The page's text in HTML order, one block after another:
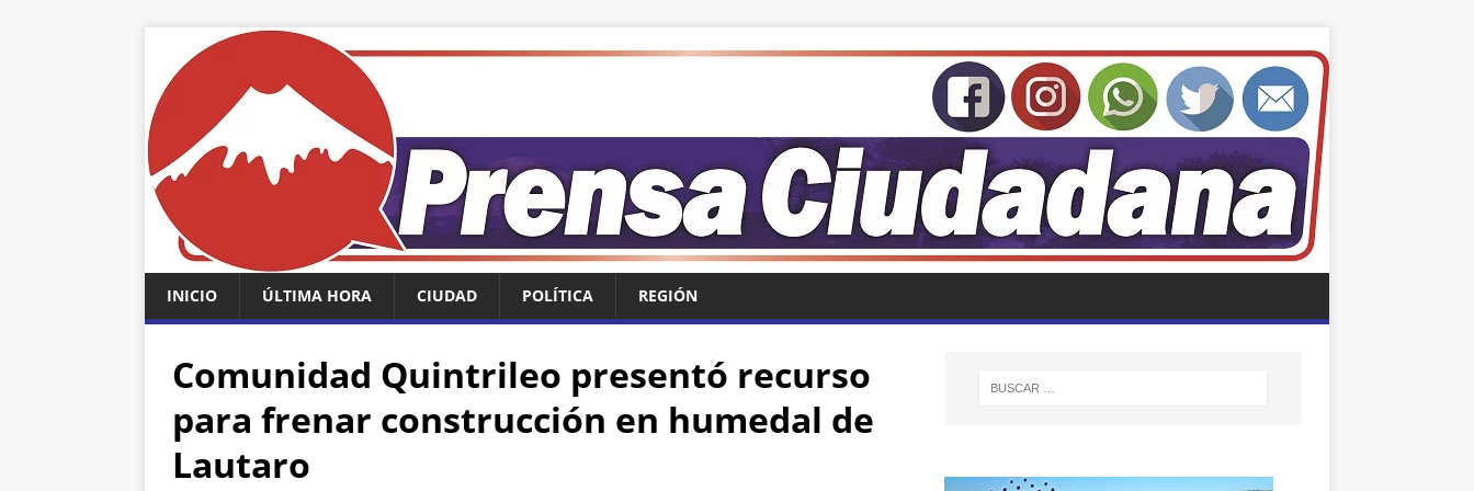
INICIO ÚLTIMA HORA CIUDAD POLÍTICA REGIÓN
Comunidad Quintrileo presentó recurso
para frenar construcción en humedal de
Lautaro